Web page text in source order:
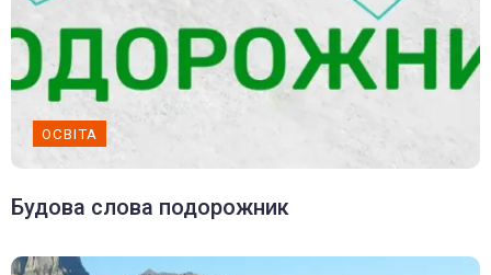
ОСВІТА
Будова слова подорожник